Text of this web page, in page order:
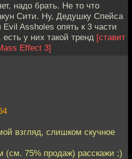
надо брать. Не то что
Сити. Ну, Дедушку Спейса
Assholes опять к 3 части
есть у них такой тренд [ставит
Effect 3]
взгляд, слишком скучное
(см. 75% продаж) расскажи ;)